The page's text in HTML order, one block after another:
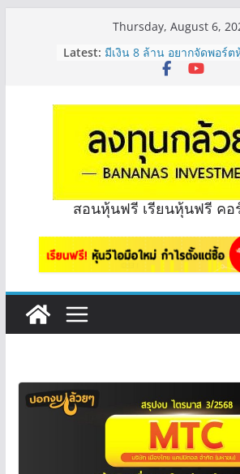
Thursday, August 6,
Latest: มีเงิน 8 ล้าน อยากจัดพอร์
ระยะยาว อุตสาหกรรมไหน
หุ้นซอสภูเขาทอง Sauce เ
หุ้นปันผลไหม? | Q&A กล้วย
OSP vs CBG vs ICHI ควร
ดี? | Q&A กล้วยๆ EP.1165
รีวิวงบกลุ่ม Bank หุ้นไหนเห
“ปันผล” | EP.175
จะเลือกหุ้นแต่ละตัว ต้องดู
Long ของหุ้นตัวนั้นๆไหมค
สอนหุ้นฟรี เรียนหุ้นฟรี คอ